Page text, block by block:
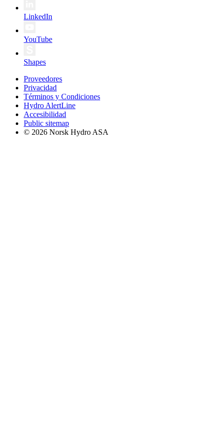
LinkedIn
YouTube
Shapes
Proveedores
Privacidad
Términos y Condiciones
Hydro AlertLine
Accesibilidad
Public sitemap
© 2026 Norsk Hydro ASA